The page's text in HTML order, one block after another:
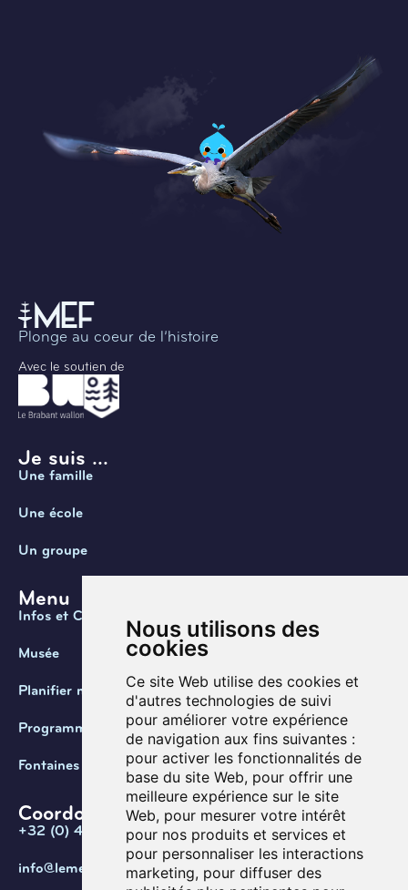
Nous utilisons des
cookies
Ce site Web utilise des cookies et
d'autres technologies de suivi
pour améliorer votre expérience
de navigation aux fins suivantes :
pour activer les fonctionnalités de
base du site Web, pour offrir une
meilleure expérience sur le site
Web, pour mesurer votre intérêt
pour nos produits et services et
pour personnaliser les interactions
marketing, pour diffuser des
Plonge au coeur de l’histoire
Avec le soutien de
Je suis ...
Une famille
Une école
Un groupe
Menu
Infos et Contact
Musée
Planifier ma visite
Programmation
Fontaines de Belgique
Coordonnées
+32 (0) 470 / 67.20.55
info@lemef.be